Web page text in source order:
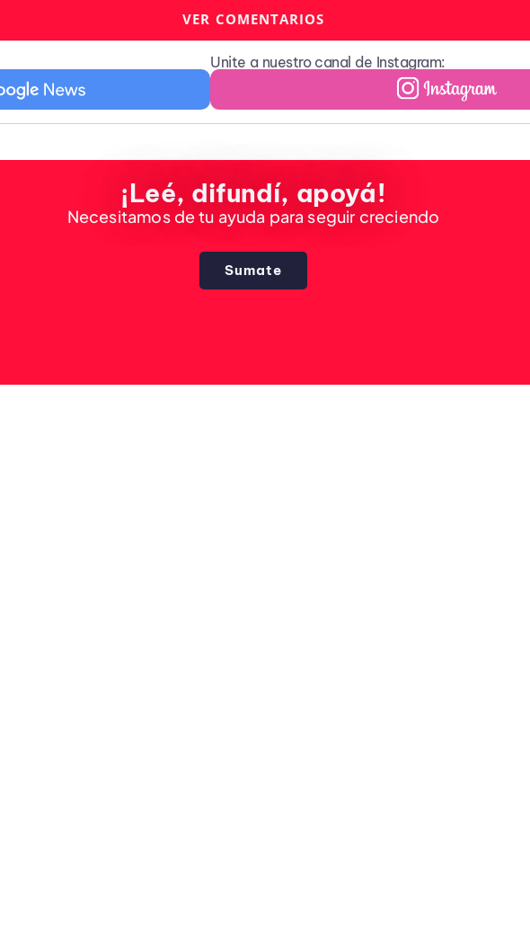
VER COMENTARIOS
Unite a nuestro canal de Instagram:
¡Leé, difundí, apoyá!
Necesitamos de tu ayuda para seguir creciendo
Sumate